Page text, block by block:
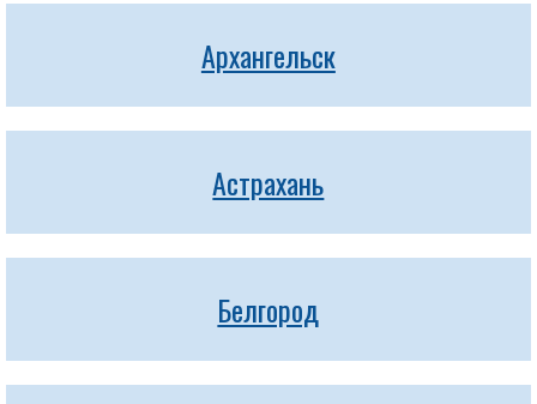
Архангельск
Астрахань
Белгород